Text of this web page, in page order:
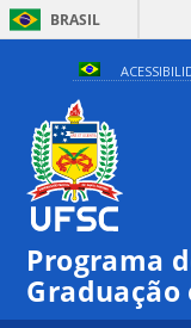
BRASIL
Programa